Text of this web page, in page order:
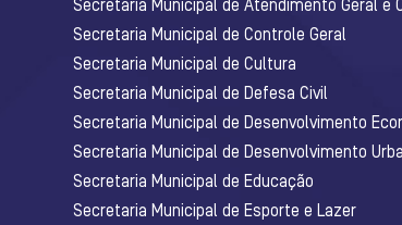
Secretaria Municipal de Atendimento Geral e
Secretaria Municipal de Controle Geral
Secretaria Municipal de Cultura
Secretaria Municipal de Defesa Civil
Secretaria Municipal de Desenvolvimento
Secretaria Municipal de Desenvolvimento
Secretaria Municipal de Educação
Secretaria Municipal de Esporte e Lazer